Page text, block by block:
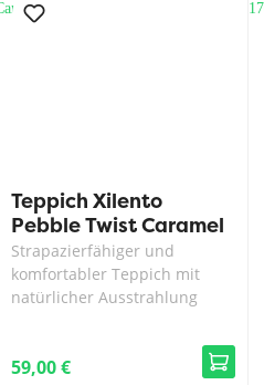
Teppich Xilento
Pebble Twist Caramel
Strapazierfähiger und
komfortabler Teppich mit
natürlicher Ausstrahlung
59,00 €